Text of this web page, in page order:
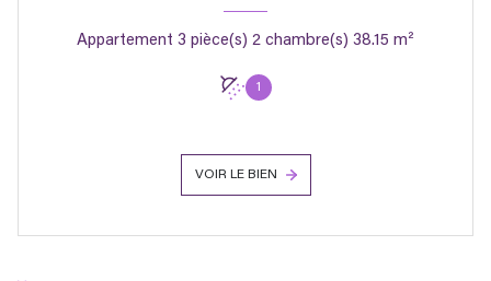
Appartement 3 pièce(s) 2 chambre(s) 38.15 m²
1
VOIR LE BIEN